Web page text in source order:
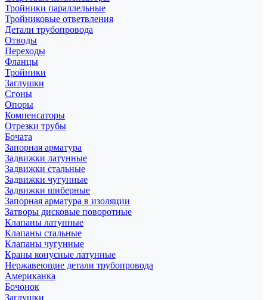
Тройники параллельные
Тройниковые ответвления
Детали трубопровода
Отводы
Переходы
Фланцы
Тройники
Заглушки
Сгоны
Опоры
Компенсаторы
Отрезки трубы
Бочата
Запорная арматура
Задвижки латунные
Задвижки стальные
Задвижки чугунные
Задвижки шиберные
Запорная арматура в изоляции
Затворы дисковые поворотные
Клапаны латунные
Клапаны стальные
Клапаны чугунные
Краны конусные латунные
Нержавеющие детали трубопровода
Американка
Бочонок
Заглушки